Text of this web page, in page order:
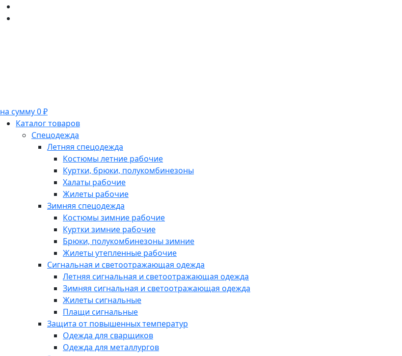
на сумму 0 ₽
Каталог товаров
Спецодежда
Летняя спецодежда
Костюмы летние рабочие
Куртки, брюки, полукомбинезоны
Халаты рабочие
Жилеты рабочие
Зимняя спецодежда
Костюмы зимние рабочие
Куртки зимние рабочие
Брюки, полукомбинезоны зимние
Жилеты утепленные рабочие
Сигнальная и светоотражающая одежда
Летняя сигнальная и светоотражающая одежда
Зимняя сигнальная и светоотражающая одежда
Жилеты сигнальные
Плащи сигнальные
Защита от повышенных температур
Одежда для сварщиков
Одежда для металлургов